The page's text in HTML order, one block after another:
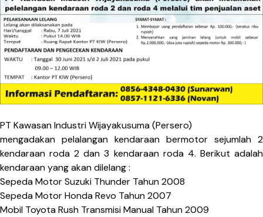
PT Kawasan Industri Wijayakusuma (Persero)
mengadakan pelalangan kendaraan bermotor sejumlah 2
kendaraan roda 2 dan 3 kendaraan roda 4. Berikut adalah
kendaraan yang akan dilelang :
Sepeda Motor Suzuki Thunder Tahun 2008
Sepeda Motor Honda Revo Tahun 2007
Mobil Toyota Rush Transmisi Manual Tahun 2009